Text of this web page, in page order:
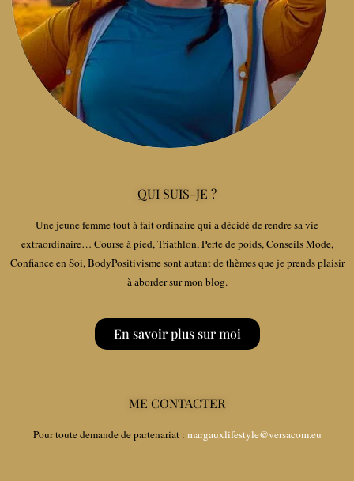
QUI SUIS-JE ?
Une jeune femme tout à fait ordinaire qui a décidé de rendre sa vie
extraordinaire… Course à pied, Triathlon, Perte de poids, Conseils Mode,
Confiance en Soi, BodyPositivisme sont autant de thèmes que je prends plaisir
à aborder sur mon blog.
En savoir plus sur moi
ME CONTACTER
Pour toute demande de partenariat : margauxlifestyle@versacom.eu